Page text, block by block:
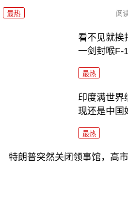
最热 阅
看不见就挨
一剑封喉F-
最热
印度满世界
现还是中国
最热
特朗普突然关闭领事馆，高